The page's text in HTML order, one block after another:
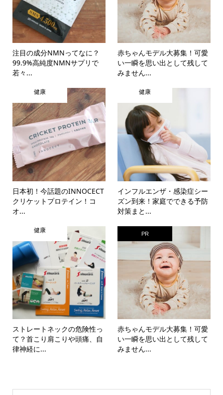
注目の成分NMNってなに？
99.9%高純度NMNサプリで
若々...
赤ちゃんモデル大募集！可愛
い一瞬を思い出として残して
みません...
健康
日本初！今話題のINNOCECT
クリケットプロテイン！コ
オ...
健康
インフルエンザ・感染症シー
ズン到来！家庭でできる予防
対策まと...
健康
ストレートネックの危険性っ
て？首こり肩こりや頭痛、自
律神経に...
PR
赤ちゃんモデル大募集！可愛
い一瞬を思い出として残して
みません...